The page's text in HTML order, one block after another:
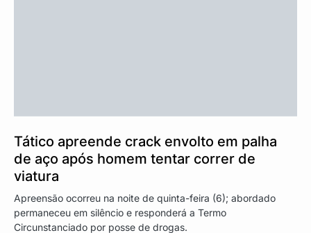
Tático apreende crack envolto em palha
de aço após homem tentar correr de
viatura
Apreensão ocorreu na noite de quinta-feira (6); abordado
permaneceu em silêncio e responderá a Termo
Circunstanciado por posse de drogas.